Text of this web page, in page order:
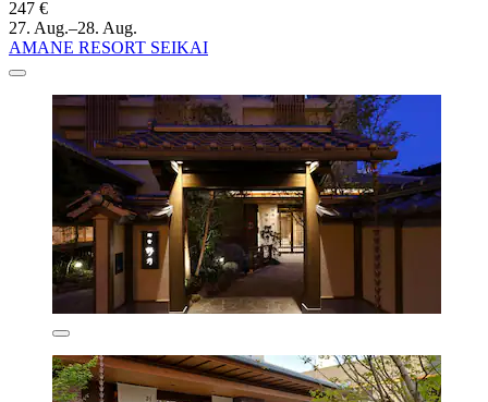
247 €
27. Aug.–28. Aug.
AMANE RESORT SEIKAI